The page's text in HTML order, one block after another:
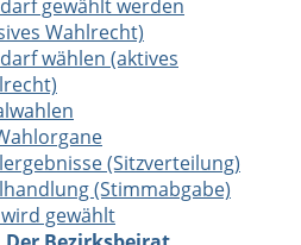
gewählt werden
Wahlrecht)
wählen (aktives
(Sitzverteilung)
(Stimmabgabe)
gewählt